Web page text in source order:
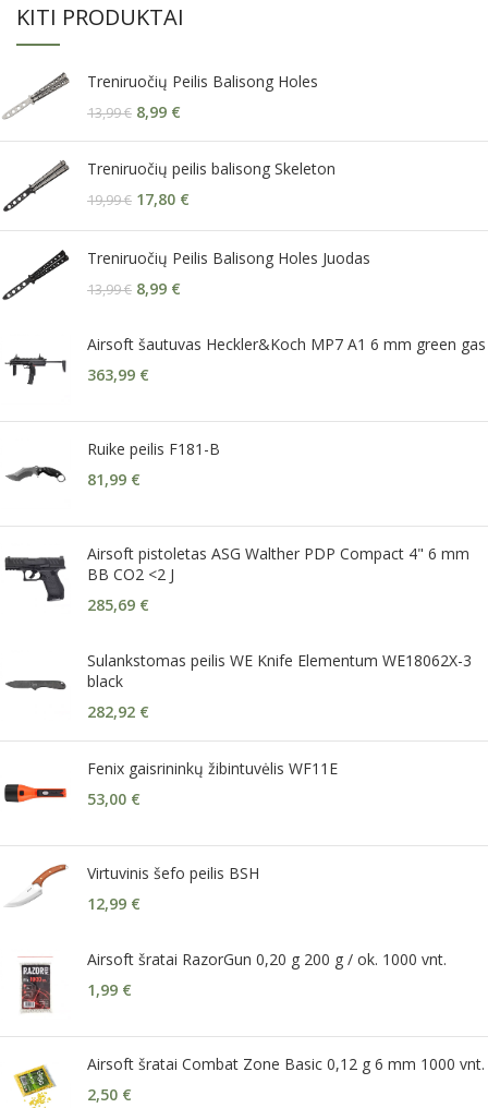
KITI PRODUKTAI
Treniruočių Peilis Balisong Holes
13,99€ 8,99 €
Treniruočių peilis balisong Skeleton
19,99€ 17,80 €
Treniruočių Peilis Balisong Holes Juodas
13,99€ 8,99 €
Airsoft šautuvas Heckler&Koch MP7 A1 6 mm green gas
363,99 €
Ruike peilis F181-B
81,99 €
Airsoft pistoletas ASG Walther PDP Compact 4" 6 mm
BB CO2 <2 J
285,69 €
Sulankstomas peilis WE Knife Elementum WE18062X-3
black
282,92 €
Fenix gaisrininkų žibintuvėlis WF11E
53,00 €
Virtuvinis šefo peilis BSH
12,99 €
Airsoft šratai RazorGun 0,20 g 200 g / ok. 1000 vnt.
1,99 €
Airsoft šratai Combat Zone Basic 0,12 g 6 mm 1000 vnt.
2,50 €